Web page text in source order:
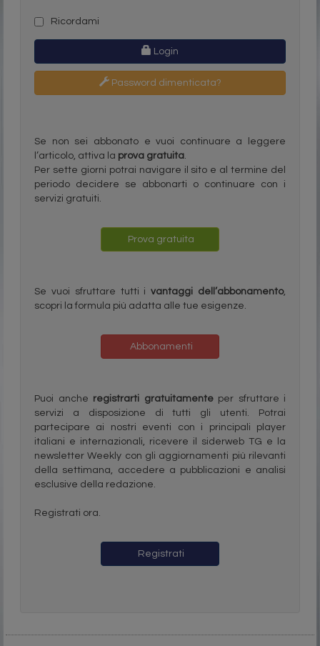
Ricordami
Login
Password dimenticata?
Se non sei abbonato e vuoi continuare a leggere
l’articolo, attiva la prova gratuita.
Per sette giorni potrai navigare il sito e al termine del
periodo decidere se abbonarti o continuare con i
servizi gratuiti.
Prova gratuita
Se vuoi sfruttare tutti ivantaggi dell’abbonamento,
scopri la formula più adatta alle tue esigenze.
Abbonamenti
Puoi anche registrarti gratuitamenteper sfruttare i
servizi a disposizione di tutti gli utenti. Potrai
partecipare ai nostri eventi con i principali player
italiani e internazionali, ricevere il siderweb TG e la
newsletter Weekly con gli aggiornamenti più rilevanti
della settimana, accedere a pubblicazioni e analisi
esclusive della redazione.
Registrati ora.
Registrati